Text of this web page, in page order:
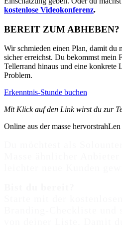
kostenlose Videokonferenz.
BEREIT ZUM ABHEBEN?
Wir schmieden einen Plan, damit du
sicher erreichst. Du bekommst mein
Tellerrand hinaus und eine konkrete
Problem.
Erkenntnis-Stunde buchen
Mit Klick auf den Link wirst du zur
Online aus der masse hervorstrahLen